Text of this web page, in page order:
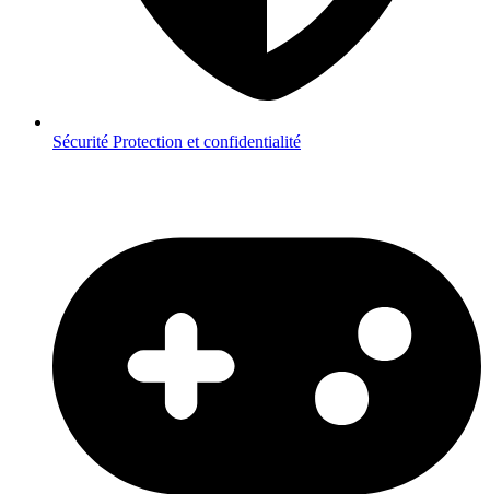
Sécurité Protection et confidentialité